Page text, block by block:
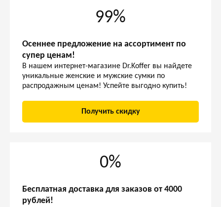
99%
Осеннее предложение на ассортимент по
супер ценам!
В нашем интернет-магазине Dr.Koffer вы найдете
уникальные женские и мужские сумки по
распродажным ценам! Успейте выгодно купить!
Получить скидку
0%
Бесплатная доставка для заказов от 4000
рублей!